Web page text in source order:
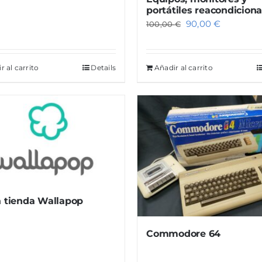
al carrito Details
portátiles
100,00€ El
era:
90,00€El
Añadir al carrito
tienda Wallapop
Commodore 64